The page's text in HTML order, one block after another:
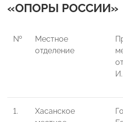
«ОПОРЫ РОССИИ»
№
Местное
отделение
1.
Хасанское